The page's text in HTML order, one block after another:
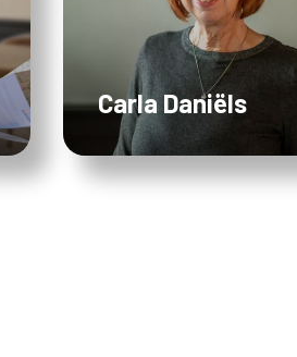
Carla Daniëls